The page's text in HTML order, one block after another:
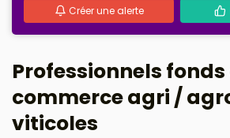
Avis clients
Estimation
Avis clients
Créer une alerte
Professionnels fonds
commerce agri /
viticoles